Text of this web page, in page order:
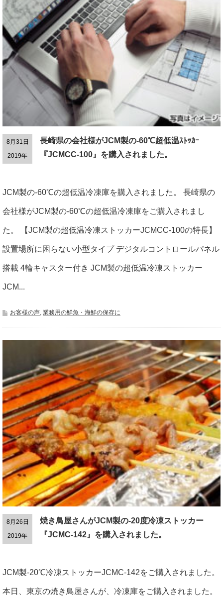
8月31日
2019年
長崎県の会社様がJCM製の-60℃超低温ｽﾄｯｶｰ
『JCMCC-100』を購入されました。
JCM製の-60℃の超低温冷凍庫を購入されました。 長崎県の
会社様がJCM製の-60℃の超低温冷凍庫をご購入されまし
た。 【JCM製の超低温冷凍ストッカーJCMCC-100の特長】
設置場所に困らない小型タイプ デジタルコントロールパネル
搭載 4輪キャスター付き JCM製の超低温冷凍ストッカー
JCM...
お客様の声, 業務用の鮮魚・海鮮の保存に
8月26日
2019年
焼き鳥屋さんがJCM製の-20度冷凍ストッカー
『JCMC-142』を購入されました。
JCM製-20℃冷凍ストッカーJCMC-142をご購入されました。
本日、東京の焼き鳥屋さんが、冷凍庫をご購入されました。